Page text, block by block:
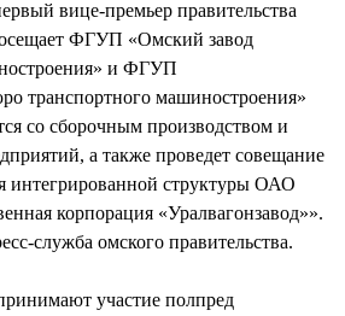
вице-премьер правительства
ФГУП «Омский завод
и ФГУП
транспортного машиностроения»
со сборочным производством и
а также проведет совещание
интегрированной структуры ОАО
корпорация «Уралвагонзавод»».
служба омского правительства.
участие полпред